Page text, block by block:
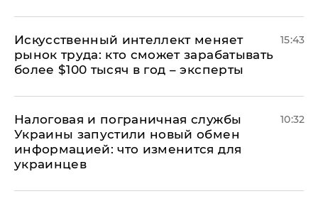
Искусственный интеллект меняет
рынок труда: кто сможет зарабатывать
более $100 тысяч в год – эксперты
15:43
Налоговая и пограничная службы
Украины запустили новый обмен
информацией: что изменится для
украинцев
10:32